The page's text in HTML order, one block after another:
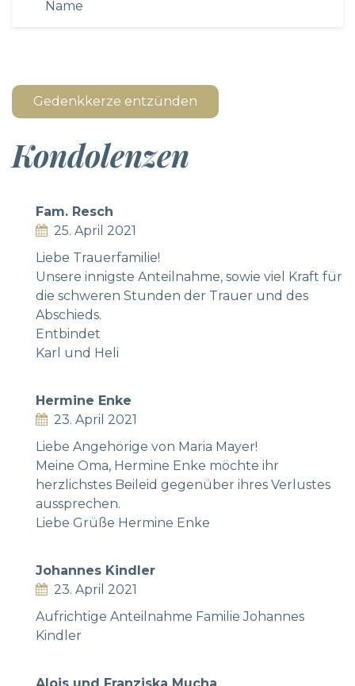
Gedenkkerze entzünden
Kondolenzen
Fam. Resch
25. April 2021
Liebe Trauerfamilie!
Unsere innigste Anteilnahme, sowie viel Kraft für
die schweren Stunden der Trauer und des
Abschieds.
Entbindet
Karl und Heli
Hermine Enke
23. April 2021
Liebe Angehörige von Maria Mayer!
Meine Oma, Hermine Enke möchte ihr
herzlichstes Beileid gegenüber ihres Verlustes
aussprechen.
Liebe Grüße Hermine Enke
Johannes Kindler
23. April 2021
Aufrichtige Anteilnahme Familie Johannes
Kindler
Alois und Franziska Mucha